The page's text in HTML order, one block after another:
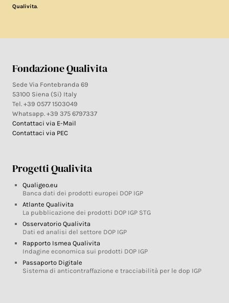
Qualivita.
Fondazione Qualivita
Sede Via Fontebranda 69
53100 Siena (Si) Italy
Tel. +39 0577 1503049
Whatsapp. +39 375 6797337
Contattaci via E-Mail
Contattaci via PEC
Progetti Qualivita
Qualigeo.eu
Banca dati dei prodotti europei DOP IGP
Atlante Qualivita
La pubblicazione dei prodotti DOP IGP STG
Osservatorio Qualivita
Dati ed analisi del settore DOP IGP
Rapporto Ismea Qualivita
Indagine economica sui prodotti DOP IGP
Passaporto Digitale
Sistema di anticontraffazione e tracciabilità per le dop IGP